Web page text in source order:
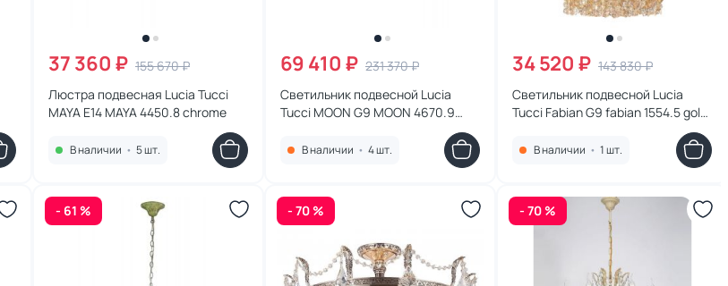
37 360 ₽ 155 670 ₽
Люстра подвесная Lucia Tucci
MAYA E14 MAYA 4450.8 chrome
В наличии • 5 шт.
69 410 ₽ 231 370 ₽
Светильник подвесной Lucia
Tucci MOON G9 MOON 4670.9
В наличии • 4 шт.
34 520 ₽ 143 830 ₽
Светильник подвесной Lucia
Tucci Fabian G9 fabian 1554.5 gold
В наличии • 1 шт.
- 61 % - 70 % - 70 %